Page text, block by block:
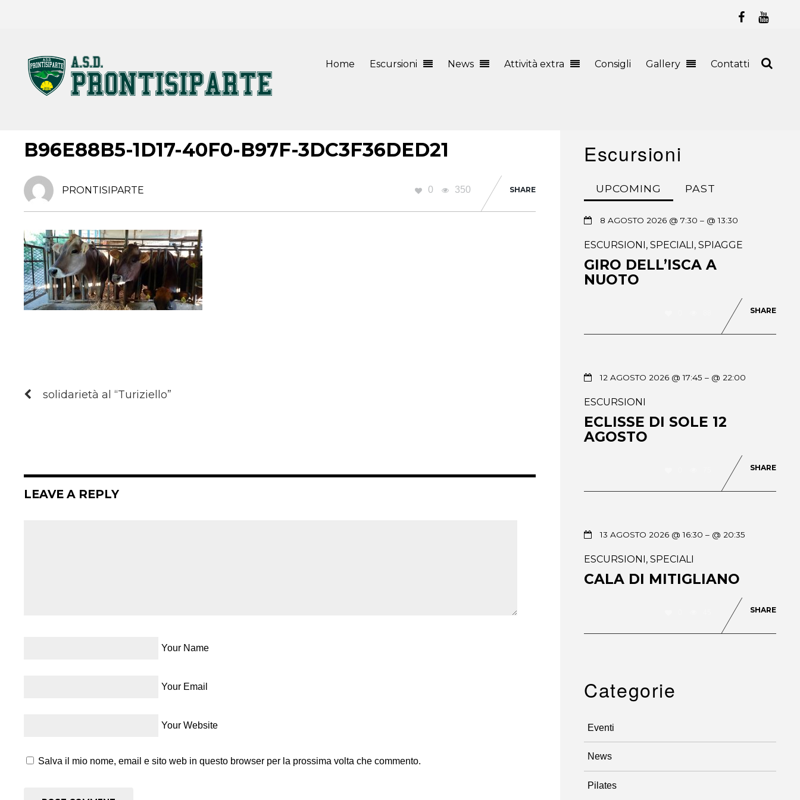
Home Escursioni News Attività extra Consigli Gallery Contatti
B96E88B5-1D17-40F0-B97F-3DC3F36DED21
PRONTISIPARTE 0 350 SHARE
solidarietà al “Turiziello”
LEAVE A REPLY
Your Name
Your Email
Your Website
Salva il mio nome, email e sito web in questo browser per la prossima volta che commento.
Escursioni
UPCOMING PAST
8 AGOSTO 2026 @ 7:30– @ 13:30
ESCURSIONI,SPECIALI,SPIAGGE
GIRO DELL’ISCA A
NUOTO
SHARE
12 AGOSTO 2026 @ 17:45– @ 22:00
ESCURSIONI
ECLISSE DI SOLE 12
AGOSTO
SHARE
13 AGOSTO 2026 @ 16:30– @ 20:35
ESCURSIONI,SPECIALI
CALA DI MITIGLIANO
SHARE
Categorie
Eventi
News
Pilates